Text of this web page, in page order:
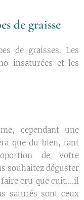
de graisse
de graisses. Les
insaturées et les
cependant une
que du bien, tant
de votre
souhaitez déguster
cru que cuit....il
saturés sont ceux